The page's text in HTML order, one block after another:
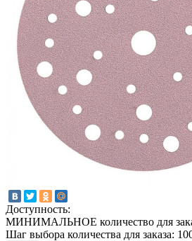
Доступность:
МИНИМАЛЬНОЕ количество для
Шаг выбора количества для заказа: